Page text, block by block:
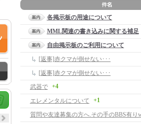
各掲示板の用途について
MML関連の書き込みに関する補足
自由掲示板のご利用について
[返事]赤クマが倒せない･･･
[返事]赤クマが倒せない･･･
武器で
+4
エレメンタルについて +1